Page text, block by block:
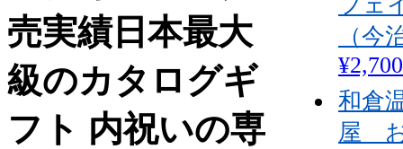
（今
¥2,700
和倉
屋
売実績日本最大
級のカタログギ
フト 内祝いの専